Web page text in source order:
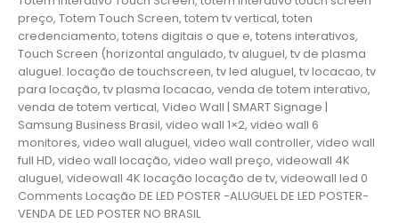
preço, Totem Touch Screen, totem tv vertical, toten
credenciamento, totens digitais o que e, totens interativos,
Touch Screen (horizontal angulado, tv aluguel, tv de plasma
aluguel. locação de touchscreen, tv led aluguel, tv locacao, tv
para locação, tv plasma locacao, venda de totem interativo,
venda de totem vertical, Video Wall | SMART Signage |
Samsung Business Brasil, video wall 1×2, video wall 6
monitores, video wall aluguel, video wall controller, video wall
full HD, video wall locação, video wall preço, videowall 4K
aluguel, videowall 4K locação locação de tv, videowall led 0
Comments Locação DE LED POSTER -ALUGUEL DE LED POSTER-
VENDA DE LED POSTER NO BRASIL